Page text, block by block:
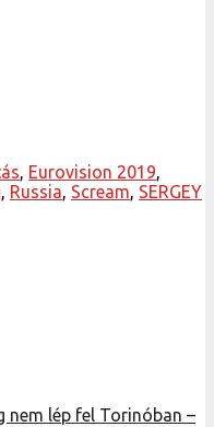
Eurovision 2019
Russia Scream SERGEY
nem lép fel Torinóban –